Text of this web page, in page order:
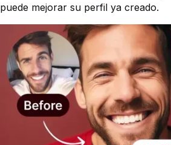
puede mejorar su perfil ya creado.